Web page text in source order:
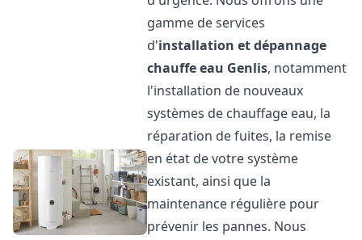
gamme de services
d'installation et dépannage
chauffe eau Genlis, notamment
l'installation de nouveaux
systèmes de chauffage eau, la
réparation de fuites, la remise
en état de votre système
existant, ainsi que la
maintenance régulière pour
prévenir les pannes. Nous